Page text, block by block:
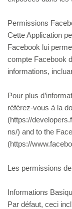
Permissions
Cette Application
Facebook lui
compte Facebook
informations,
Pour plus
référez-vous à la
(https://
ns/) and to the
(https://
Les permissions
Informations
Par défaut, ceci